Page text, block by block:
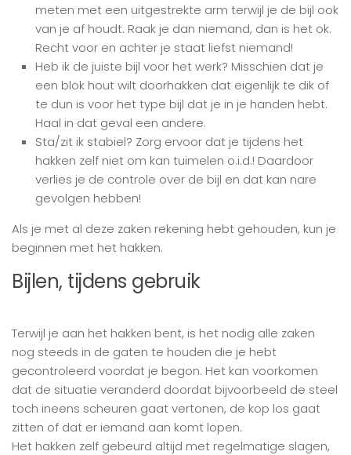
meten met een uitgestrekte arm terwijl je de bijl ook
van je af houdt. Raak je dan niemand, dan is het ok.
Recht voor en achter je staat liefst niemand!
Heb ik de juiste bijl voor het werk? Misschien dat je
een blok hout wilt doorhakken dat eigenlijk te dik of
te dun is voor het type bijl dat je in je handen hebt.
Haal in dat geval een andere.
Sta/zit ik stabiel? Zorg ervoor dat je tijdens het
hakken zelf niet om kan tuimelen o.i.d.! Daardoor
verlies je de controle over de bijl en dat kan nare
gevolgen hebben!
Als je met al deze zaken rekening hebt gehouden, kun je
beginnen met het hakken.
Bijlen, tijdens gebruik
Terwijl je aan het hakken bent, is het nodig alle zaken
nog steeds in de gaten te houden die je hebt
gecontroleerd voordat je begon. Het kan voorkomen
dat de situatie veranderd doordat bijvoorbeeld de steel
toch ineens scheuren gaat vertonen, de kop los gaat
zitten of dat er iemand aan komt lopen.
Het hakken zelf gebeurd altijd met regelmatige slagen,